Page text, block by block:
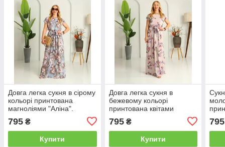
Довга легка сукня в сірому
кольорі принтована
магноліями "Аліна".
795 ₴
Купити
Довга легка сукня в
бежевому кольорі
принтована квітами
"Аліна". Розміри від 44 до
58
795₴
Купити
58
795